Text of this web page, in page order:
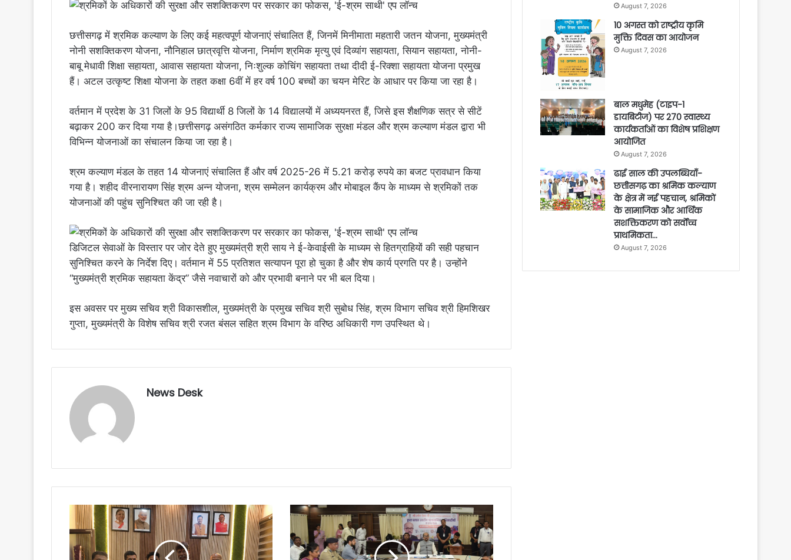
छत्तीसगढ़ में श्रमिक कल्याण के लिए कई महत्वपूर्ण योजनाएं संचालित हैं, जिनमें मिनीमाता महतारी जतन योजना, मुख्यमंत्री
नोनी सशक्तिकरण योजना, नौनिहाल छात्रवृत्ति योजना, निर्माण श्रमिक मृत्यु एवं दिव्यांग सहायता, सियान सहायता, नोनी-
बाबू मेधावी शिक्षा सहायता, आवास सहायता योजना, निःशुल्क कोचिंग सहायता तथा दीदी ई-रिक्शा सहायता योजना प्रमुख
हैं। अटल उत्कृष्ट शिक्षा योजना के तहत कक्षा 6वीं में हर वर्ष 100 बच्चों का चयन मेरिट के आधार पर किया जा रहा है।
वर्तमान में प्रदेश के 31 जिलों के 95 विद्यार्थी 8 जिलों के 14 विद्यालयों में अध्ययनरत हैं, जिसे इस शैक्षणिक सत्र से सीटें
बढ़ाकर 200 कर दिया गया है।छत्तीसगढ़ असंगठित कर्मकार राज्य सामाजिक सुरक्षा मंडल और श्रम कल्याण मंडल द्वारा भी
विभिन्न योजनाओं का संचालन किया जा रहा है।
श्रम कल्याण मंडल के तहत 14 योजनाएं संचालित हैं और वर्ष 2025-26 में 5.21 करोड़ रुपये का बजट प्रावधान किया
गया है। शहीद वीरनारायण सिंह श्रम अन्न योजना, श्रम सम्मेलन कार्यक्रम और मोबाइल कैंप के माध्यम से श्रमिकों तक
योजनाओं की पहुंच सुनिश्चित की जा रही है।
डिजिटल सेवाओं के विस्तार पर जोर देते हुए मुख्यमंत्री श्री साय ने ई-केवाईसी के माध्यम से हितग्राहियों की सही पहचान
सुनिश्चित करने के निर्देश दिए। वर्तमान में 55 प्रतिशत सत्यापन पूरा हो चुका है और शेष कार्य प्रगति पर है। उन्होंने
“मुख्यमंत्री श्रमिक सहायता केंद्र” जैसे नवाचारों को और प्रभावी बनाने पर भी बल दिया।
इस अवसर पर मुख्य सचिव श्री विकासशील, मुख्यमंत्री के प्रमुख सचिव श्री सुबोध सिंह, श्रम विभाग सचिव श्री हिमशिखर
गुप्ता, मुख्यमंत्री के विशेष सचिव श्री रजत बंसल सहित श्रम विभाग के वरिष्ठ अधिकारी गण उपस्थित थे।
News Desk
August 7, 2026
10 अगस्त को राष्ट्रीय कृमि
मुक्ति दिवस का आयोजन
August 7, 2026
बाल मधुमेह (टाइप-1
डायबिटीज) पर 270 स्वास्थ्य
कार्यकर्ताओं का विशेष प्रशिक्षण
आयोजित
August 7, 2026
ढाई साल की उपलब्धियाँ-
छत्तीसगढ़ का श्रमिक कल्याण
के क्षेत्र में नई पहचान, श्रमिकों
के सामाजिक और आर्थिक
सशक्तिकरण को सर्वाेच्च
प्राथमिकता…
August 7, 2026